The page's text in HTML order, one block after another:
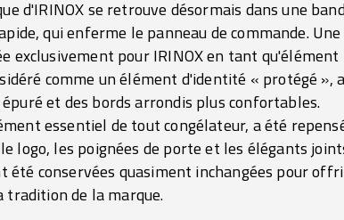
d'IRINOX se retrouve désormais dans une
qui enferme le panneau de commande.
exclusivement pour IRINOX en tant
comme un élément d'identité « protégé
et des bords arrondis plus confortables.
essentiel de tout congélateur, a été
logo, les poignées de porte et les élégants
été conservées quasiment inchangées pour
de la marque.